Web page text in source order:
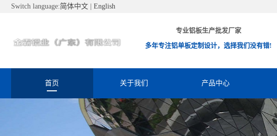
Switch language:简体中文 English
专业铝板生产批发厂家
多年专注铝单板定制设计，选择我们没有错!
首页 关于我们 产品中心